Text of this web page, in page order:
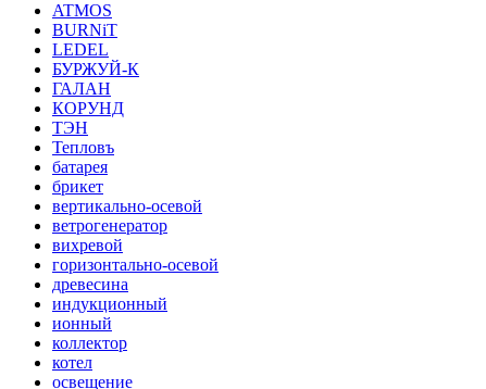
ATMOS
BURNiT
LEDEL
БУРЖУЙ-К
ГАЛАН
КОРУНД
ТЭН
Тепловъ
батарея
брикет
вертикально-осевой
ветрогенератор
вихревой
горизонтально-осевой
древесина
индукционный
ионный
коллектор
котел
освещение